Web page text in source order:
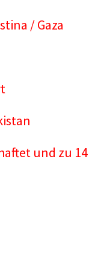
/ Gaza
und zu 14